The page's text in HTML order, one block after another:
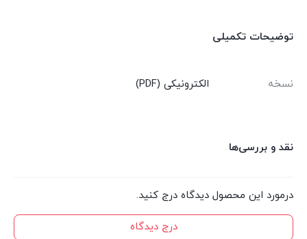
توضیحات تکمیلی
نسخه الکترونیکی (PDF)
نقد و بررسی‌ها
درمورد این محصول دیدگاه درج کنید.
درج دیدگاه